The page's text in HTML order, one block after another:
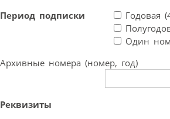
Период подписки
Годовая
Один
Архивные номера (номер, год)
Реквизиты